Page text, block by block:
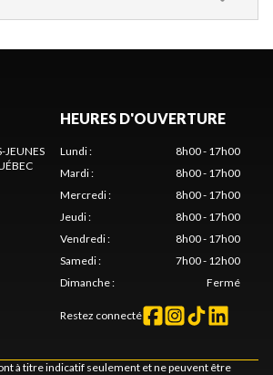
JEUNES
HEURES D'OUVERTURE
Lundi:
8h00 - 17h00
Mardi:
8h00 - 17h00
Mercredi:
8h00 - 17h00
Jeudi:
8h00 - 17h00
Vendredi:
8h00 - 17h00
Samedi:
7h00 - 12h00
Dimanche: Fermé
Restez connecté
à titre indicatif seulement et ne peuvent être